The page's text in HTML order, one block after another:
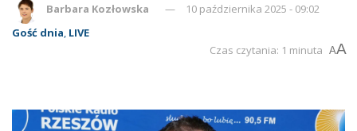
Barbara Kozłowska
10 października 2025 - 09:02
Gość dnia, LIVE
Czas czytania: 1 minuta AA